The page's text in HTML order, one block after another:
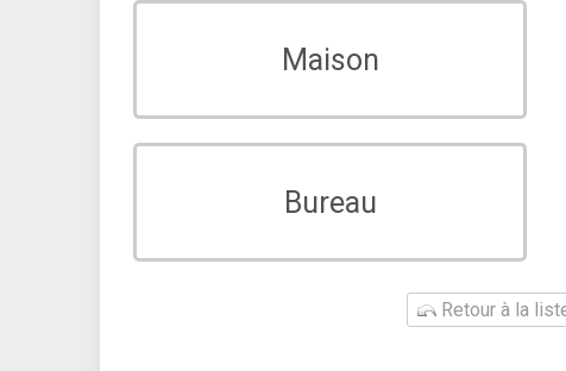
Maison
Bureau
Retour à la